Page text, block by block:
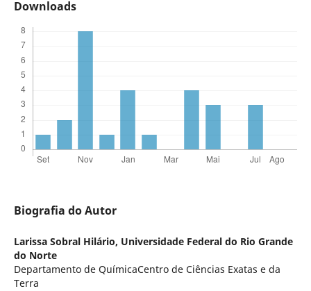
Downloads
Biografia do Autor
Larissa Sobral Hilário, Universidade Federal do Rio Grande
do Norte
Departamento de QuímicaCentro de Ciências Exatas e da
Terra